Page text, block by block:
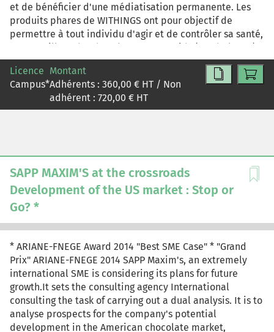
et de bénéficier d'une médiatisation permanente. Les
produits phares de WITHINGS ont pour objectif de
permettre à tout individu d'agir et de contrôler sa santé,
en recueillant des données sur son poids (une balance),
sa tension (un tensiomètre), son rythme cardiaque (un
tracker d'activité, le Pulse) ou son sommeil (le dernier
produit, Aura). Via des applications développées par
l'entreprise elle-même, toutes ces données et leurs
delà des produits et services proposés aux
consommateurs, ouvre les portes à des nouvelles
perspectives en matière de santé publique et
d'utilisation des données collectées, pour faire avancer
les recherches médicales ou pour faire évoluer l'offre
des complémentaires santé et pour changer le
jour le challenge de l'innovation. Ses dirigeants savent
que les succès d'hier ne garantissent pas ceux des
prochains produits. L'entreprise a donc constamment
besoin de ses ressources humaines pour penser et
développer des nouveaux objets et ainsi affirmer son
positionnement sur le marché. Le cas WITHINGS permet
Licence
Campus*
Montant
Adhérents : 360,00 € HT / Non
adhérent : 720,00 € HT
SAPP MAXIM'S at the crossroads
Development of the US market : Stop or
Go? *
* ARIANE-FNEGE Award 2014 "Best SME Case" * "Grand
Prix" ARIANE-FNEGE 2014 SAPP Maxim's, an extremely
international SME is considering its plans for future
growth.It sets the consulting agency International
consulting the task of carrying out a dual analysis. It is to
analyse prospects for the company's potential
development in the American chocolate market,